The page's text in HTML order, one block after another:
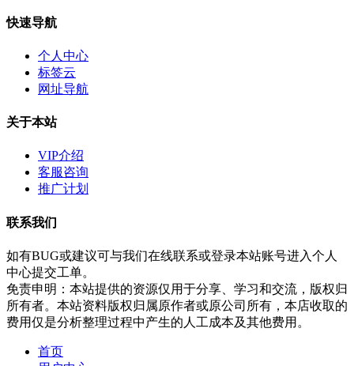
快速导航
个人中心
标签云
网址导航
关于本站
VIP介绍
客服咨询
推广计划
联系我们
如有BUG或建议可与我们在线联系或登录本站账号进入个人
中心提交工单。
免责申明：本站提供的资源仅用于分享、学习和交流，版权归
所有者。本站资料版权归属原作者或原公司所有，本店收取的
费用仅是分析整理过程中产生的人工成本及其他费用。
首页